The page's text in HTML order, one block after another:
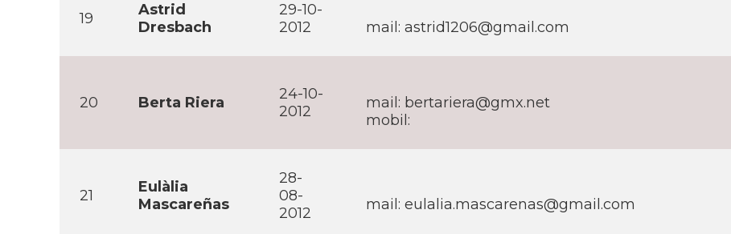
19
Astrid
Dresbach
29-10-
2012
mail: astrid1206@gmail.com
20 Berta Riera
24-10-
2012
mail: bertariera@gmx.net
mobil:
21
Eulàlia
Mascareñas
28-
08-
2012
mail: eulalia.mascarenas@gmail.com